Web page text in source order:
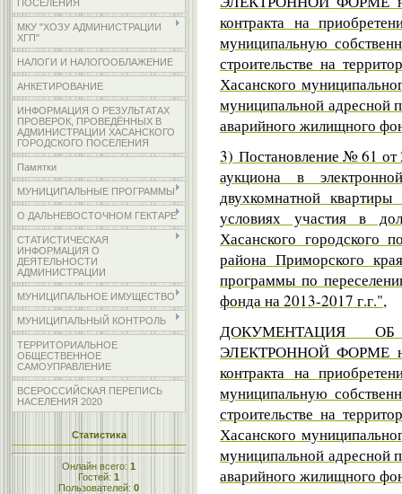
ПОСЕЛЕНИЯ
МКУ "ХОЗУ АДМИНИСТРАЦИИ
ХГП"
НАЛОГИ И НАЛОГООБЛАЖЕНИЕ
АНКЕТИРОВАНИЕ
ИНФОРМАЦИЯ О РЕЗУЛЬТАТАХ
ПРОВЕРОК, ПРОВЕДЁННЫХ В
АДМИНИСТРАЦИИ ХАСАНСКОГО
ГОРОДСКОГО ПОСЕЛЕНИЯ
Памятки
МУНИЦИПАЛЬНЫЕ ПРОГРАММЫ
О ДАЛЬНЕВОСТОЧНОМ ГЕКТАРЕ
СТАТИСТИЧЕСКАЯ
ИНФОРМАЦИЯ О
ДЕЯТЕЛЬНОСТИ
АДМИНИСТРАЦИИ
МУНИЦИПАЛЬНОЕ ИМУЩЕСТВО
МУНИЦИПАЛЬНЫЙ КОНТРОЛЬ
ТЕРРИТОРИАЛЬНОЕ
ОБЩЕСТВЕННОЕ
САМОУПРАВЛЕНИЕ
ВСЕРОССИЙСКАЯ ПЕРЕПИСЬ
НАСЕЛЕНИЯ 2020
Статистика
Онлайн всего: 1
Гостей: 1
Пользователей: 0
контракта на
муниципальную
строительстве на
Хасанского
муниципальной адресной
аварийного жилищного
3) Постановление № 61 от
аукциона в
двухкомнатной
условиях участия в
Хасанского городского
района Приморского
программы по
фонда на 2013-2017 г.г.",
ДОКУМЕНТАЦИЯ
ЭЛЕКТРОННОЙ ФОРМЕ на
контракта на
муниципальную
строительстве на
Хасанского
муниципальной адресной
аварийного жилищного